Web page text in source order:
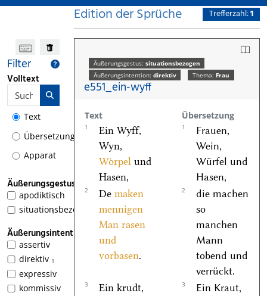
Filter
Volltext
Text
Übersetzung
Apparat
Äußerungsgestus
apodiktisch
1
situationsbezogen
Äußerungsintention
assertiv
1
direktiv
expressiv
kommissiv
Edition der Sprüche Trefferzahl:1
Äußerungsgestus: situationsbezogen
Äußerungsintention: direktiv Thema: Frau
e551_ein-wyff
Text Übersetzung
1
Ein Wyff,
Wyn,
Woͤrpel und
Hasen,
1
Frauen,
Wein,
Würfel und
Hasen,
2 De maken
mennigen
Man rasen
und
vorbasen.
2
die machen
so
manchen
Mann
tobend und
verrückt.
3
Ein krudt,
3
Ein Kraut,